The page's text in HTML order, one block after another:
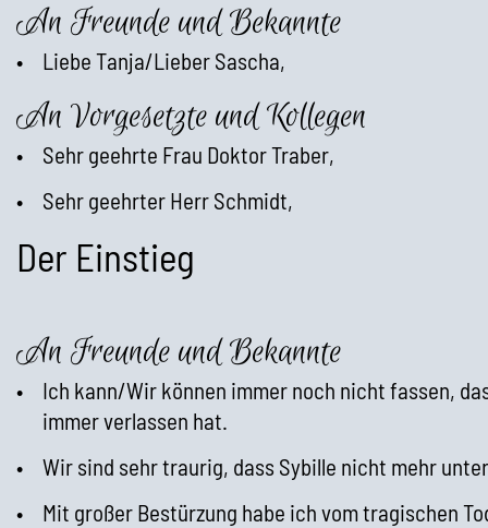
An Freunde und Bekannte
Liebe Tanja/Lieber Sascha,
An Vorgesetzte und Kollegen
Sehr geehrte Frau Doktor Traber,
Sehr geehrter Herr Schmidt,
Der Einstieg
An Freunde und Bekannte
Ich kann/Wir können immer noch nicht fassen,
immer verlassen hat.
Wir sind sehr traurig, dass Sybille nicht mehr
Mit großer Bestürzung habe ich vom tragischen